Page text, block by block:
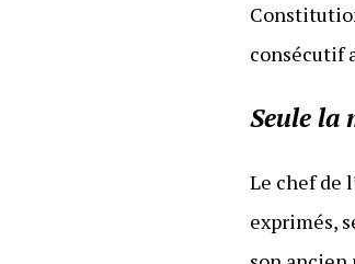
consécutif
Seule la
Le chef de
exprimés,